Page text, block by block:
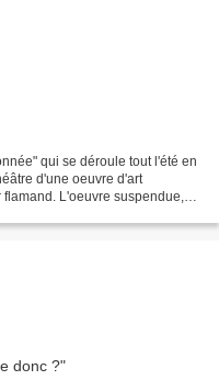
qui se déroule tout l'été en
d'une oeuvre d'art
L'oeuvre suspendue,